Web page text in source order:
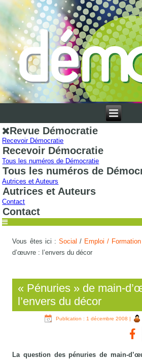
Revue Démocratie
Recevoir Démocratie
Recevoir Démocratie
Tous les numéros de Démocratie
Tous les numéros de
Autrices et Auteurs
Autrices et Auteurs
Contact
Contact
Vous êtes ici : Social / Emploi / Formation
d’œuvre : l’envers du décor
« Pénuries » de main-
l’envers du décor
Publication : 1 décembre 2008 |
La question des pénuries de main-